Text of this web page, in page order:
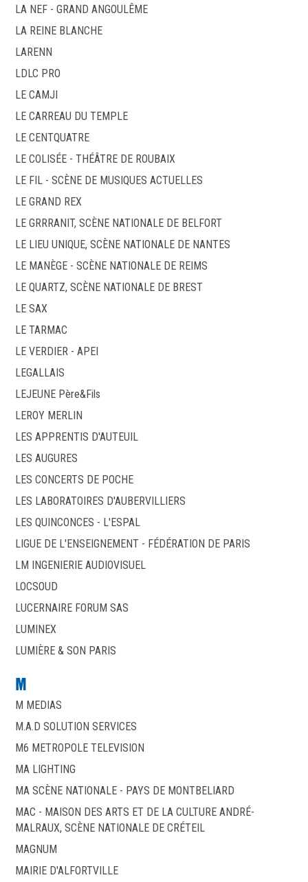
LA NEF - GRAND ANGOULÊME
LA REINE BLANCHE
LARENN
LDLC PRO
LE CAMJI
LE CARREAU DU TEMPLE
LE CENTQUATRE
LE COLISÉE - THÉÂTRE DE ROUBAIX
LE FIL - SCÈNE DE MUSIQUES ACTUELLES
LE GRAND REX
LE GRRRANIT, SCÈNE NATIONALE DE BELFORT
LE LIEU UNIQUE, SCÈNE NATIONALE DE NANTES
LE MANÈGE - SCÈNE NATIONALE DE REIMS
LE QUARTZ, SCÈNE NATIONALE DE BREST
LE SAX
LE TARMAC
LE VERDIER - APEI
LEGALLAIS
LEJEUNE Père&Fils
LEROY MERLIN
LES APPRENTIS D'AUTEUIL
LES AUGURES
LES CONCERTS DE POCHE
LES LABORATOIRES D'AUBERVILLIERS
LES QUINCONCES - L'ESPAL
LIGUE DE L'ENSEIGNEMENT - FÉDÉRATION DE PARIS
LM INGENIERIE AUDIOVISUEL
LOCSOUD
LUCERNAIRE FORUM SAS
LUMINEX
LUMIÈRE & SON PARIS
M
M MEDIAS
M.A.D SOLUTION SERVICES
M6 METROPOLE TELEVISION
MA LIGHTING
MA SCÈNE NATIONALE - PAYS DE MONTBELIARD
MAC - MAISON DES ARTS ET DE LA CULTURE ANDRÉ-
MALRAUX, SCÈNE NATIONALE DE CRÉTEIL
MAGNUM
MAIRIE D'ALFORTVILLE